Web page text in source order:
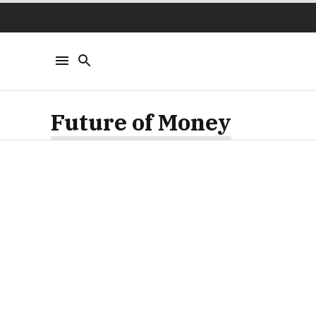
Future of Money